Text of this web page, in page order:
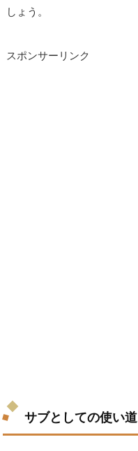
しょう。
スポンサーリンク
サブとしての使い道